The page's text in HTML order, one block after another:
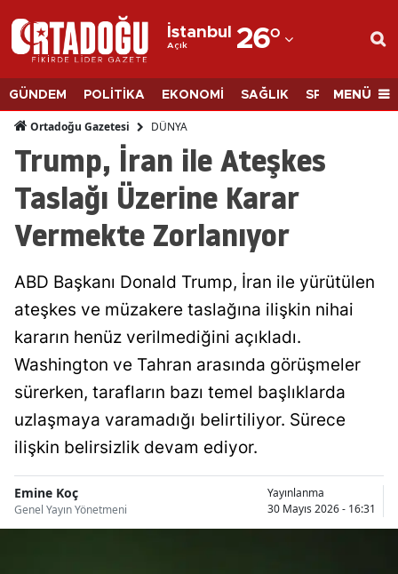
İstanbul
Açık 26°
Adana
Adıyaman
Afyonkarahisar
Ağrı
Amasya
Ankara
Antalya
Artvin
Aydın
Bilecik
Bingöl
Bolu
GÜNDEM POLİTİKA EKONOMİ SAĞLIK SPORMENÜ
Ortadoğu Gazetesi DÜNYA
Trump, İran ile Ateşkes
Taslağı Üzerine Karar
Vermekte Zorlanıyor
ABD Başkanı Donald Trump, İran ile yürütülen
ateşkes ve müzakere taslağına ilişkin nihai
kararın henüz verilmediğini açıkladı.
Washington ve Tahran arasında görüşmeler
sürerken, tarafların bazı temel başlıklarda
uzlaşmaya varamadığı belirtiliyor. Sürece
ilişkin belirsizlik devam ediyor.
Emine Koç
Genel Yayın Yönetmeni
Yayınlanma
30 Mayıs 2026 - 16:31